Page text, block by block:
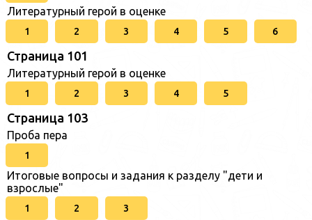
Литературный герой в оценке
1 2 3 4 5 6
Страница 101
Литературный герой в оценке
1 2 3 4 5
Страница 103
Проба пера
1
Итоговые вопросы и задания к разделу "дети и
взрослые"
1 2 3